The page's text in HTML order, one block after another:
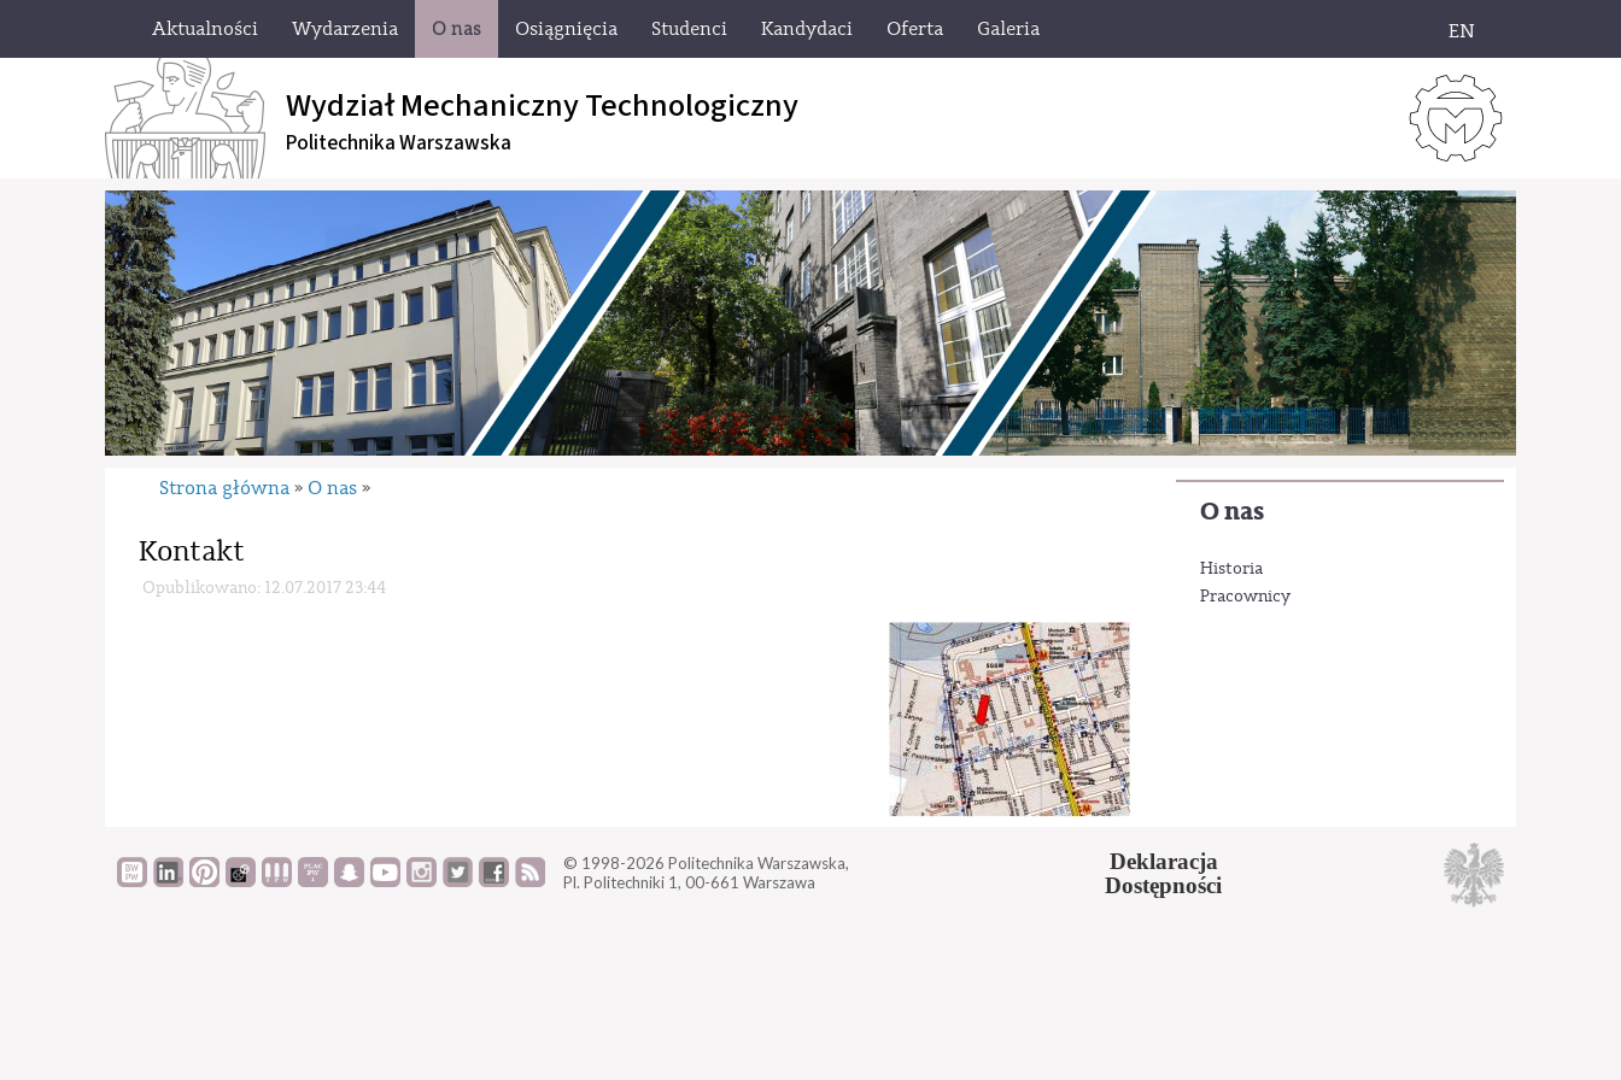
Aktualności Wydarzenia O nas Osiągnięcia Studenci Kandydaci Oferta Galeria EN
Wydział Mechaniczny Technologiczny
Politechnika Warszawska
O nas
Historia
Pracownicy
Strona główna » O nas »
Kontakt
Opublikowano: 12.07.2017 23:44
© 1998-2026 Politechnika Warszawska,
Pl. Politechniki 1, 00-661 Warszawa
Deklaracja
Dostępności